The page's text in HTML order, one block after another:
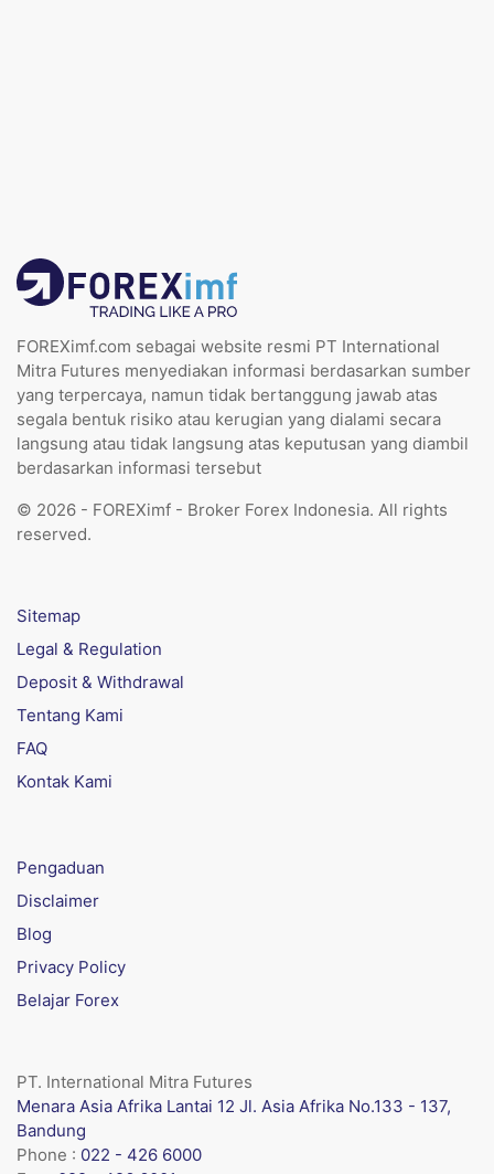
FOREXimf.com sebagai website resmi PT International
Mitra Futures menyediakan informasi berdasarkan sumber
yang terpercaya, namun tidak bertanggung jawab atas
segala bentuk risiko atau kerugian yang dialami secara
langsung atau tidak langsung atas keputusan yang diambil
berdasarkan informasi tersebut
© 2026 - FOREXimf - Broker Forex Indonesia. All rights
reserved.
Sitemap
Legal & Regulation
Deposit & Withdrawal
Tentang Kami
FAQ
Kontak Kami
Pengaduan
Disclaimer
Blog
Privacy Policy
Belajar Forex
PT. International Mitra Futures
Menara Asia Afrika Lantai 12 Jl. Asia Afrika No.133 - 137,
Bandung
Phone : 022 - 426 6000